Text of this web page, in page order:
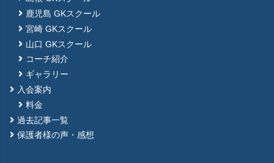
鹿児島 GKスクール
宮崎 GKスクール
山口 GKスクール
コーチ紹介
ギャラリー
入会案内
料金
過去記事一覧
保護者様の声・感想